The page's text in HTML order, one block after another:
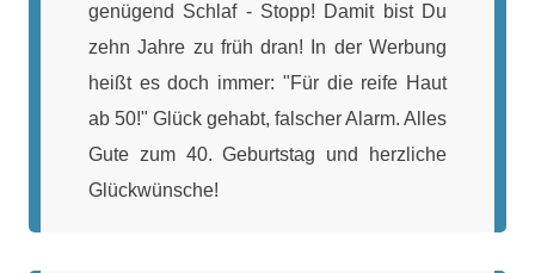
genügend Schlaf - Stopp! Damit bist Du
zehn Jahre zu früh dran! In der Werbung
heißt es doch immer: "Für die reife Haut
ab 50!" Glück gehabt, falscher Alarm. Alles
Gute zum 40. Geburtstag und herzliche
Glückwünsche!